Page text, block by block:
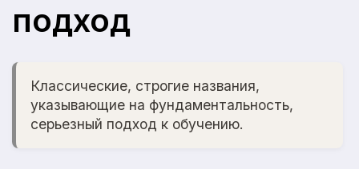
подход
Классические, строгие названия,
указывающие на фундаментальность,
серьезный подход к обучению.